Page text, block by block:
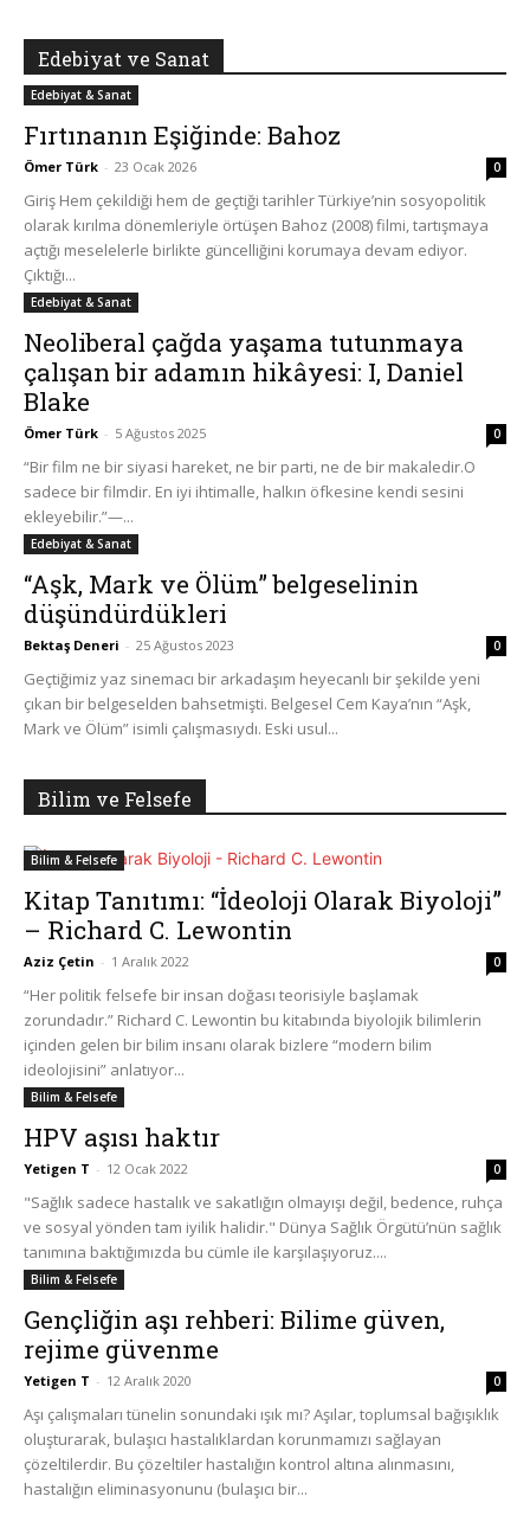
Edebiyat ve Sanat
Edebiyat & Sanat
Fırtınanın Eşiğinde: Bahoz
Ömer Türk - 23 Ocak 2026 0
Giriş Hem çekildiği hem de geçtiği tarihler Türkiye’nin sosyopolitik
olarak kırılma dönemleriyle örtüşen Bahoz (2008) filmi, tartışmaya
açtığı meselelerle birlikte güncelliğini korumaya devam ediyor.
Çıktığı...
Edebiyat & Sanat
Neoliberal çağda yaşama tutunmaya
çalışan bir adamın hikâyesi: I, Daniel
Blake
Ömer Türk - 5 Ağustos 2025 0
“Bir film ne bir siyasi hareket, ne bir parti, ne de bir makaledir.O
sadece bir filmdir. En iyi ihtimalle, halkın öfkesine kendi sesini
ekleyebilir.”—...
Edebiyat & Sanat
“Aşk, Mark ve Ölüm” belgeselinin
düşündürdükleri
Bektaş Deneri - 25 Ağustos 2023 0
Geçtiğimiz yaz sinemacı bir arkadaşım heyecanlı bir şekilde yeni
çıkan bir belgeselden bahsetmişti. Belgesel Cem Kaya’nın “Aşk,
Mark ve Ölüm” isimli çalışmasıydı. Eski usul...
Bilim ve Felsefe
Bilim & Felsefe
Kitap Tanıtımı: “İdeoloji Olarak Biyoloji”
– Richard C. Lewontin
Aziz Çetin - 1 Aralık 2022 0
“Her politik felsefe bir insan doğası teorisiyle başlamak
zorundadır.” Richard C. Lewontin bu kitabında biyolojik bilimlerin
içinden gelen bir bilim insanı olarak bizlere “modern bilim
ideolojisini” anlatıyor...
Bilim & Felsefe
HPV aşısı haktır
Yetigen T - 12 Ocak 2022 0
"Sağlık sadece hastalık ve sakatlığın olmayışı değil, bedence, ruhça
ve sosyal yönden tam iyilik halidir." Dünya Sağlık Örgütü’nün sağlık
tanımına baktığımızda bu cümle ile karşılaşıyoruz....
Bilim & Felsefe
Gençliğin aşı rehberi: Bilime güven,
rejime güvenme
Yetigen T - 12 Aralık 2020 0
Aşı çalışmaları tünelin sonundaki ışık mı? Aşılar, toplumsal bağışıklık
oluşturarak, bulaşıcı hastalıklardan korunmamızı sağlayan
çözeltilerdir. Bu çözeltiler hastalığın kontrol altına alınmasını,
hastalığın eliminasyonunu (bulaşıcı bir...